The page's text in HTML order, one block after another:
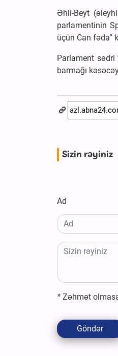
Əhli-Beyt
parlamentinin
üçün Can fəda”
Parlament
barmağı
Sizin rəyiniz
Ad
* Zəhmət
Göndər